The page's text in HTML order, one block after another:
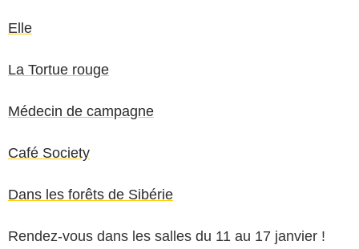
Elle
La Tortue rouge
Médecin de campagne
Café Society
Dans les forêts de Sibérie
Rendez-vous dans les salles du 11 au 17 janvier !